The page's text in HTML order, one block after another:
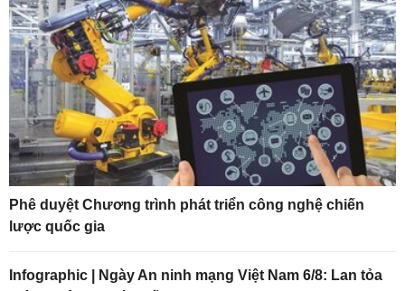
Phê duyệt Chương trình phát triển công nghệ chiến
lược quốc gia
Infographic | Ngày An ninh mạng Việt Nam 6/8: Lan tỏa